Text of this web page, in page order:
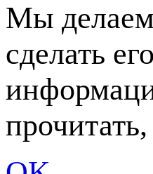
Мы делаем
сделать